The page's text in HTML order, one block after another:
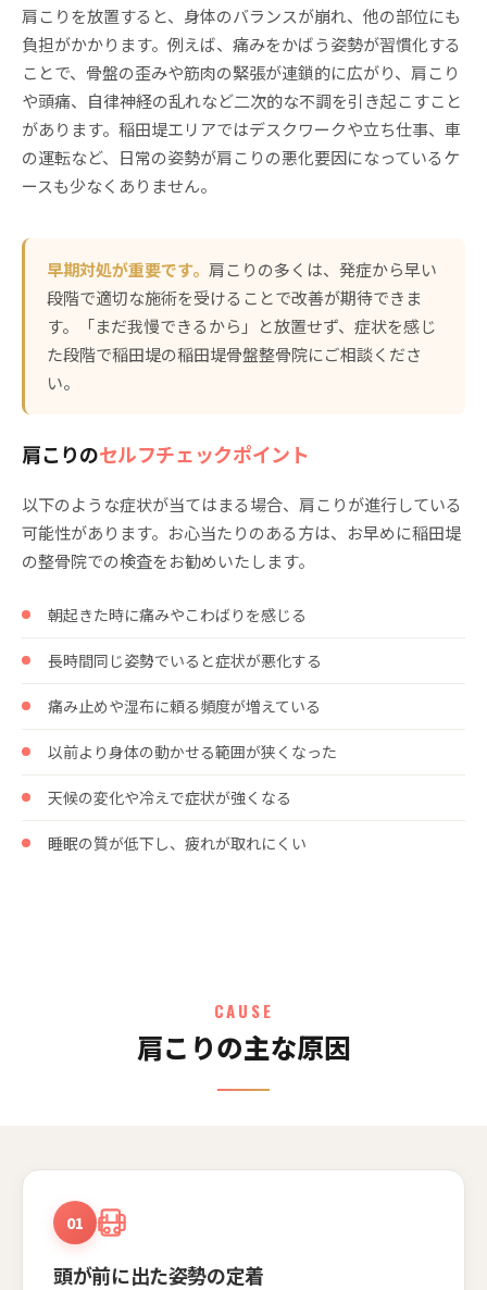
肩こりを放置すると、身体のバランスが崩れ、他の部位にも
負担がかかります。例えば、痛みをかばう姿勢が習慣化する
ことで、骨盤の歪みや筋肉の緊張が連鎖的に広がり、肩こり
や頭痛、自律神経の乱れなど二次的な不調を引き起こすこと
があります。稲田堤エリアではデスクワークや立ち仕事、車
の運転など、日常の姿勢が肩こりの悪化要因になっているケ
ースも少なくありません。
早期対処が重要です。 肩こりの多くは、発症から早い
段階で適切な施術を受けることで改善が期待できま
す。「まだ我慢できるから」と放置せず、症状を感じ
た段階で稲田堤の稲田堤骨盤整骨院にご相談くださ
い。
肩こりのセルフチェックポイント
以下のような症状が当てはまる場合、肩こりが進行している
可能性があります。お心当たりのある方は、お早めに稲田堤
の整骨院での検査をお勧めいたします。
朝起きた時に痛みやこわばりを感じる
長時間同じ姿勢でいると症状が悪化する
痛み止めや湿布に頼る頻度が増えている
以前より身体の動かせる範囲が狭くなった
天候の変化や冷えで症状が強くなる
睡眠の質が低下し、疲れが取れにくい
CAUSE
肩こりの主な原因
01
頭が前に出た姿勢の定着